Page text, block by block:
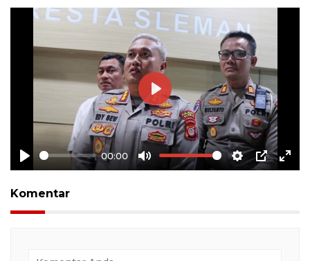
Play
00:00
Mute Settings
PIP
Play
Komentar